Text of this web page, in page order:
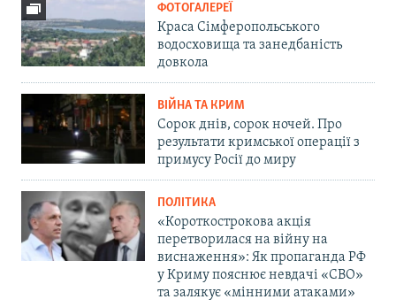
ФОТОГАЛЕРЕЇ
Краса Сімферопольського
водосховища та занедбаність
довкола
ВІЙНА ТА КРИМ
Сорок днів, сорок ночей. Про
результати кримської операції з
примусу Росії до миру
ПОЛІТИКА
«Короткострокова акція
перетворилася на війну на
виснаження»: Як пропаганда РФ
у Криму пояснює невдачі «СВО»
та залякує «мінними атаками»